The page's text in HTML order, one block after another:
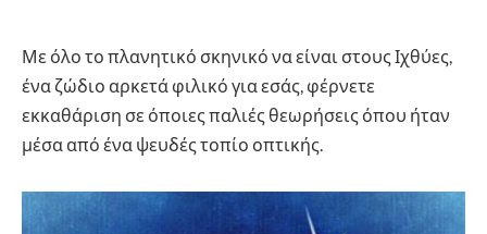
Με όλο το πλανητικό σκηνικό να είναι στους Ιχθύες,
ένα ζώδιο αρκετά φιλικό για εσάς, φέρνετε
εκκαθάριση σε όποιες παλιές θεωρήσεις όπου ήταν
μέσα από ένα ψευδές τοπίο οπτικής.